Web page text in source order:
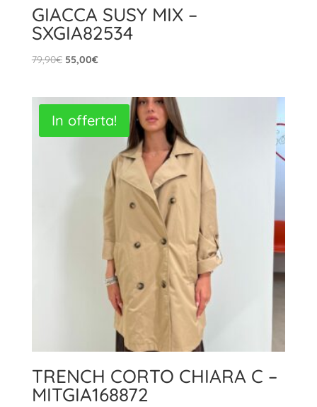
GIACCA SUSY MIX –
SXGIA82534
79,90€ Il
era:
79,90€.
55,00€Il
è:
55,00€.
In offerta!
TRENCH CORTO CHIARA C –
MITGIA168872